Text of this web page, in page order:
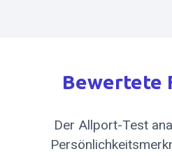
Bewertete
Der Allport-Test